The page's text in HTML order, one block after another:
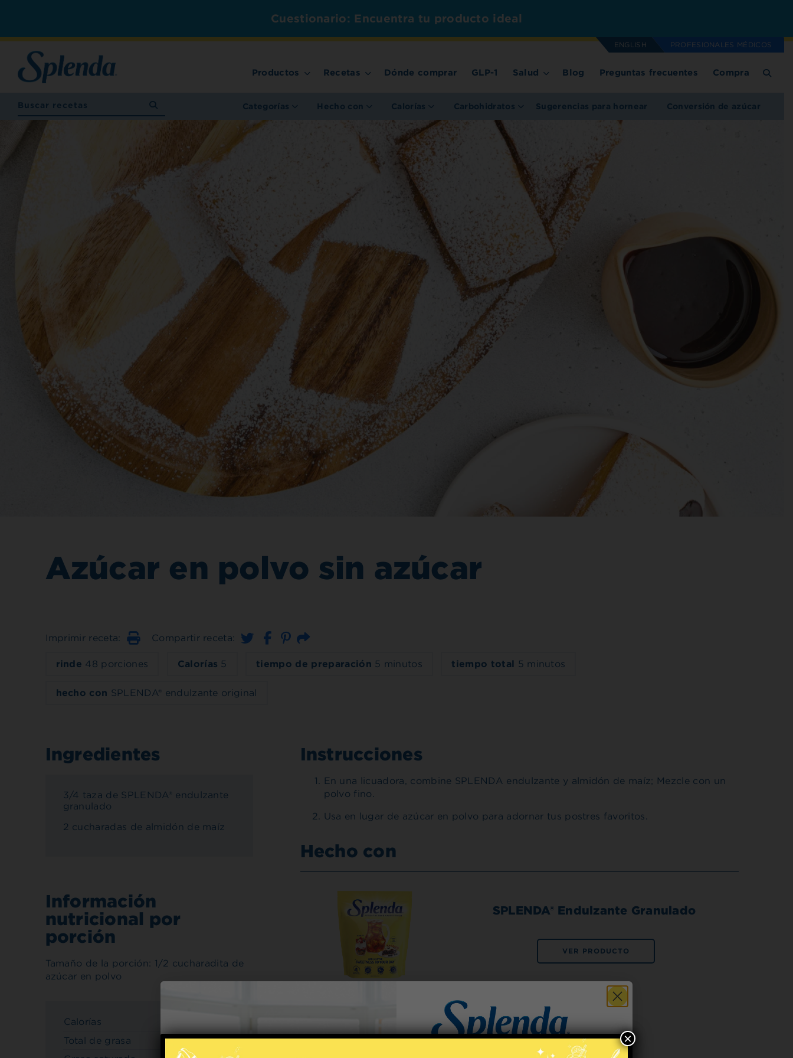
Cuestionario: Encuentra tu producto ideal
ENGLISH PROFESIONALES MÉDICOS
Productos Recetas Dónde comprar GLP-1 Salud Blog Preguntas frecuentes Compra
Categorías Hecho con Calorías Carbohidratos Sugerencias para hornear Conversión de azúcar
Azúcar en polvo sin azúcar
Imprimir receta: Imprimir
Compartir receta: Correo electrónico
rinde 48 porciones Calorías 5 tiempo de preparación 5 minutos tiempo total 5 minutos
hecho con SPLENDA® endulzante original
Ingredientes
3/4 taza de SPLENDA® endulzante
granulado
2 cucharadas de almidón de maíz
Información
nutricional por
porción
Tamaño de la porción: 1/2 cucharadita de
azúcar en polvo
Calorías
Total de grasa
0 g
Instrucciones
En una licuadora, combine SPLENDA endulzante y almidón de maíz; Mezcle con un
polvo fino.
Usa en lugar de azúcar en polvo para adornar tus postres favoritos.
Hecho con
SPLENDA® Endulzante Granulado
VER PRODUCTO
×